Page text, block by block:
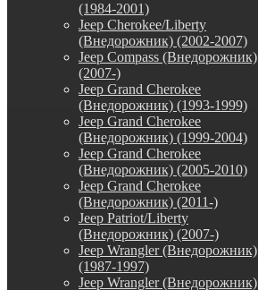
(1984-2001)
Jeep Cherokee/Liberty
(Внедорожник) (2002-2007)
Jeep Compass (Внедорожник)
(2007-)
Jeep Grand Cherokee
(Внедорожник) (1993-1999)
Jeep Grand Cherokee
(Внедорожник) (1999-2004)
Jeep Grand Cherokee
(Внедорожник) (2005-2010)
Jeep Grand Cherokee
(Внедорожник) (2011-)
Jeep Patriot/Liberty
(Внедорожник) (2007-)
Jeep Wrangler (Внедорожник)
(1987-1997)
Jeep Wrangler (Внедорожник)